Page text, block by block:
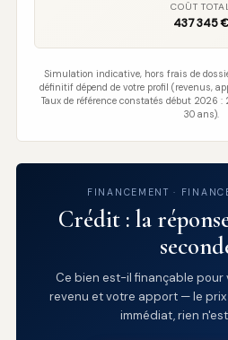
COÛT
437 345 €
Simulation indicative, hors frais de
définitif dépend de votre profil (revenus,
Taux de référence constatés début 2026 :
30 ans).
FINANCEMENT ·
Crédit : la
Ce bien est-il finançable pour
revenu et votre apport — le
immédiat, rien